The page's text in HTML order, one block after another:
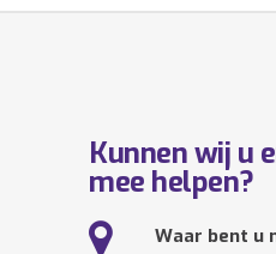
Kunnen wij u
mee helpen?
Waar bent u